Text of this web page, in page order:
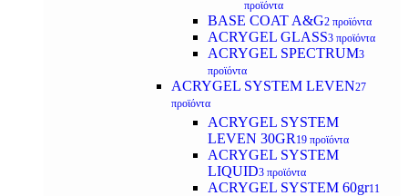
προϊόντα
BASE COAT A&G2 προϊόντα
ACRYGEL GLASS3 προϊόντα
ACRYGEL SPECTRUM3
προϊόντα
ACRYGEL SYSTEM LEVEN27
προϊόντα
ACRYGEL SYSTEM
LEVEN 30GR 19 προϊόντα
ACRYGEL SYSTEM
LIQUID3 προϊόντα
ACRYGEL SYSTEM 60gr11